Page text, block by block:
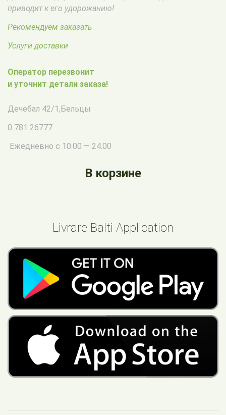
приводит к его удорожанию!
Рекомендуем заказать
Услуги доставки
Оператор перезвонит
и уточнит детали заказа!
Дечебал 42/1,Бельцы
0 781 26777
Ежедневно с 10.00 — 24.00
В корзине
Livrare Balti Application